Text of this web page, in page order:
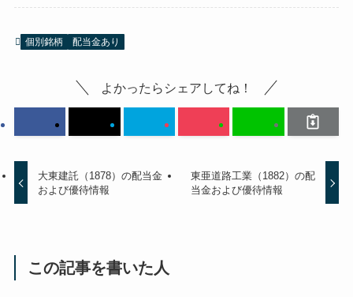
個別銘柄 配当金あり
よかったらシェアしてね！
大東建託（1878）の配当金
および優待情報
東亜道路工業（1882）の配
当金および優待情報
この記事を書いた人